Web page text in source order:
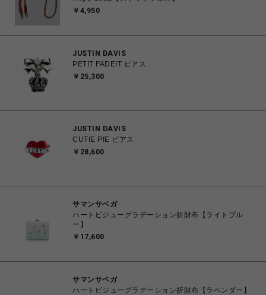
￥4,950
JUSTIN DAVIS
PETIT FADEIT ピアス
￥25,300
JUSTIN DAVIS
CUTIE PIE ピアス
￥28,600
サマンサベガ
ハートビジューグラデーション折財布【ライトブル
ー】
￥17,600
サマンサベガ
ハートビジューグラデーション折財布【ラベンダー】